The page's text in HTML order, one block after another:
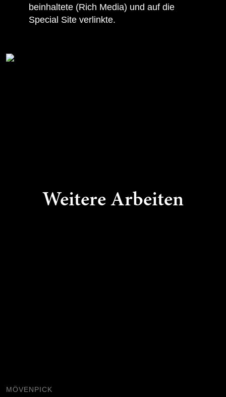
beinhaltete (Rich Media) und auf die
Special Site verlinkte.
Weitere Arbeiten
MÖVENPICK